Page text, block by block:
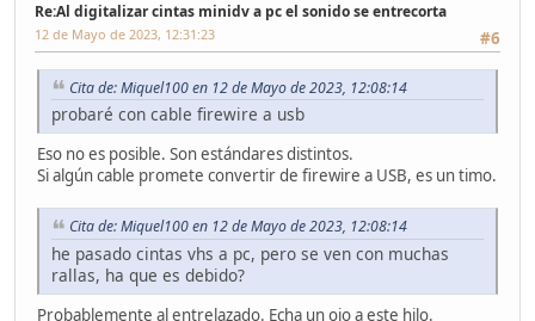
Re:Al digitalizar cintas minidv a pc el sonido se entrecorta
#6
12 de Mayo de 2023, 12:31:23
Cita de: Miquel100 en 12 de Mayo de 2023, 12:08:14
probaré con cable firewire a usb
Eso no es posible. Son estándares distintos.
Si algún cable promete convertir de firewire a USB, es un timo.
Cita de: Miquel100 en 12 de Mayo de 2023, 12:08:14
he pasado cintas vhs a pc, pero se ven con muchas
rallas, ha que es debido?
Probablemente al entrelazado. Echa un ojo a este hilo.